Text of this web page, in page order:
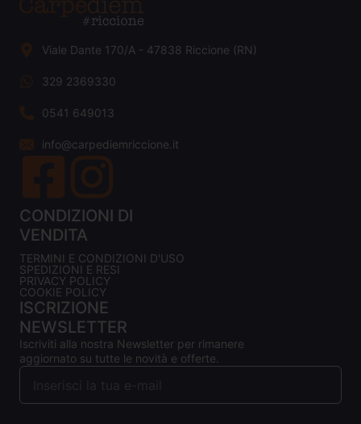
Viale Dante 170/A - 47838 Riccione (RN)
329 2369330
0541 649013
info@carpediemriccione.it
CONDIZIONI DI
VENDITA
TERMINI E CONDIZIONI D'USO
SPEDIZIONI E RESI
PRIVACY POLICY
COOKIE POLICY
ISCRIZIONE
NEWSLETTER
Iscriviti alla nostra Newsletter per rimanere
aggiornato su tutte le novità e offerte.